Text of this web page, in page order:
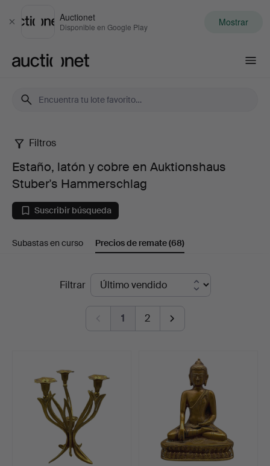
Cerrar
Auctionet
Disponible en Google Play Mostrar
Estaño,
latón
cobre
Auktionshaus
Filtros
Estaño, latón y cobre en Auktionshaus
Stuber's Hammerschlag
Suscribir búsqueda
Subastas en curso Precios de remate(68)
Filtrar
1 2